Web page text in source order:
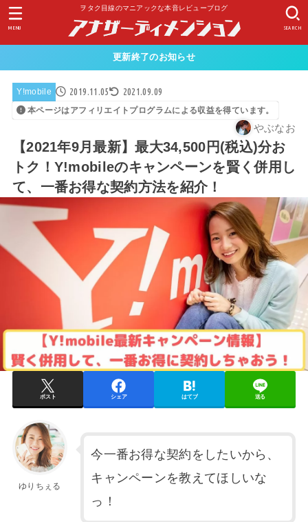
ヲタク目線のマニアックな本音レビューブログ
SEARCH
MENU
更新終了のお知らせ
Y!mobile 2019.11.05 2021.09.09
本ページはアフィリエイトプログラムによる収益を得ています。
やぶなお
【2021年9月最新】最大34,500円(税込)分お
トク！Y!mobileのキャンペーンを賢く併用し
て、一番お得な契約方法を紹介！
ポスト シェア はてブ 送る
ゆりちぇる
今一番お得な契約をしたいから、
キャンペーンを教えてほしいな
っ！